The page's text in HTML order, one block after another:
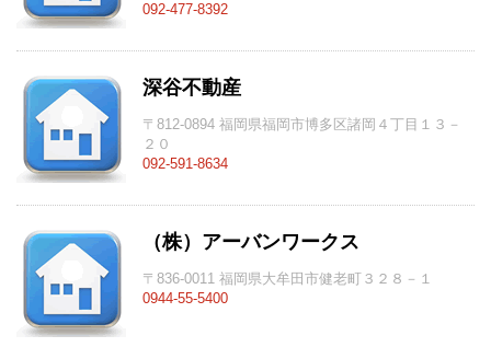
092-477-8392
深谷不動産
〒812-0894 福岡県福岡市博多区諸岡４丁目１３－
２０
092-591-8634
（株）アーバンワークス
〒836-0011 福岡県大牟田市健老町３２８－１
0944-55-5400